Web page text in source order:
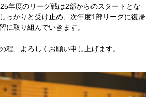
年度のリーグ戦は2部からのスタートとな
っかりと受け止め、次年度1部リーグに復帰
に取り組んでいきます。
程、よろしくお願い申し上げます。